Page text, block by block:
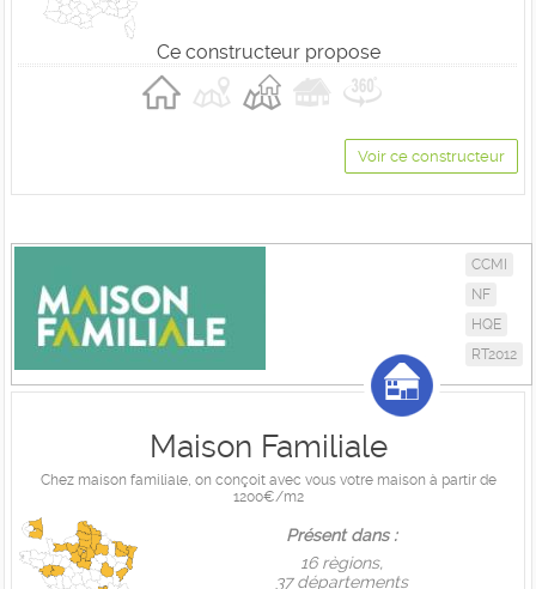
Ce constructeur propose
Voir ce constructeur
CCMI
NF
HQE
RT2012
Maison Familiale
Chez maison familiale, on conçoit avec vous votre maison à partir de
1200€/m2
Présent dans :
16 règions,
37 départements